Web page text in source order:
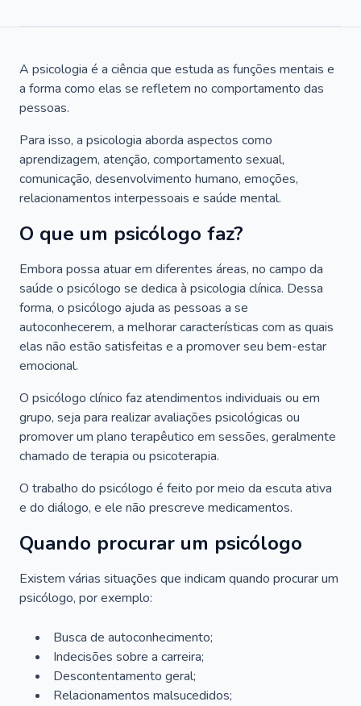
A psicologia é a ciência que estuda as funções mentais e
a forma como elas se refletem no comportamento das
pessoas.
Para isso, a psicologia aborda aspectos como
aprendizagem, atenção, comportamento sexual,
comunicação, desenvolvimento humano, emoções,
relacionamentos interpessoais e saúde mental.
O que um psicólogo faz?
Embora possa atuar em diferentes áreas, no campo da
saúde o psicólogo se dedica à psicologia clínica. Dessa
forma, o psicólogo ajuda as pessoas a se
autoconhecerem, a melhorar características com as quais
elas não estão satisfeitas e a promover seu bem-estar
emocional.
O psicólogo clínico faz atendimentos individuais ou em
grupo, seja para realizar avaliações psicológicas ou
promover um plano terapêutico em sessões, geralmente
chamado de terapia ou psicoterapia.
O trabalho do psicólogo é feito por meio da escuta ativa
e do diálogo, e ele não prescreve medicamentos.
Quando procurar um psicólogo
Existem várias situações que indicam quando procurar um
psicólogo, por exemplo:
Busca de autoconhecimento;
Indecisões sobre a carreira;
Descontentamento geral;
Relacionamentos malsucedidos;